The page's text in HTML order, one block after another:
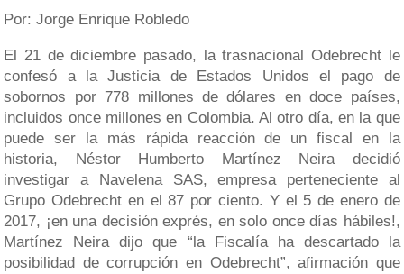
Por: Jorge Enrique Robledo
El 21 de diciembre pasado, la trasnacional Odebrecht le
confesó a la Justicia de Estados Unidos el pago de
sobornos por 778 millones de dólares en doce países,
incluidos once millones en Colombia. Al otro día, en la que
puede ser la más rápida reacción de un fiscal en la
historia, Néstor Humberto Martínez Neira decidió
investigar a Navelena SAS, empresa perteneciente al
Grupo Odebrecht en el 87 por ciento. Y el 5 de enero de
2017, ¡en una decisión exprés, en solo once días hábiles!,
Martínez Neira dijo que “la Fiscalía ha descartado la
posibilidad de corrupción en Odebrecht”, afirmación que